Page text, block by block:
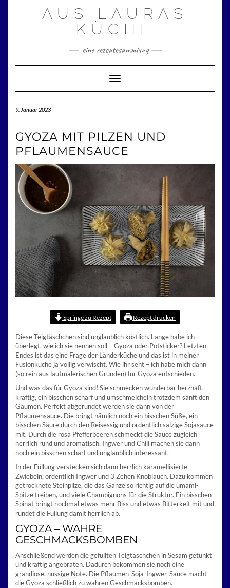
AUS LAURAS
KÜCHE
eine rezeptesammlung
Toggle Navigation
9. Januar 2023
GYOZA MIT PILZEN UND
PFLAUMENSAUCE
Springe zu Rezept Rezept drucken
Diese Teigtäschchen sind unglaublich köstlich. Lange habe ich
überlegt, wie ich sie nennen soll – Gyoza oder Potsticker? Letzten
Endes ist das eine Frage der Länderküche und das ist in meiner
Fusionküche ja völlig verwischt. Wie ihr seht – ich habe mich dann
(so rein aus lautmalerischen Gründen) für Gyoza entschieden.
Und was das für Gyoza sind! Sie schmecken wunderbar herzhaft,
kräftig, ein bisschen scharf und umschmeicheln trotzdem sanft den
Gaumen. Perfekt abgerundet werden sie dann von der
Pflaumensauce. Die bringt nämlich noch ein bisschen Süße, ein
bisschen Säure durch den Reisessig und ordentlich salzige Sojasauce
mit. Durch die rosa Pfefferbeeren schmeckt die Sauce zugleich
herrlich rund und aromatisch. Ingwer und Chili machen sie dann
noch ein bisschen scharf und unglaublich interessant.
In der Füllung verstecken sich dann herrlich karamellisierte
Zwiebeln, ordentlich Ingwer und 3 Zehen Knoblauch. Dazu kommen
getrocknete Steinpilze, die das Ganze so richtig auf die umami-
Spitze treiben, und viele Champignons für die Struktur. Ein bisschen
Spinat bringt nochmal etwas mehr Biss und etwas Bitterkeit mit und
rundet die Füllung damit herrlich ab.
GYOZA – WAHRE
GESCHMACKSBOMBEN
Anschließend werden die gefüllten Teigtäschchen in Sesam getunkt
und kräftig angebraten. Dadurch bekommen sie noch eine
grandiose, nussige Note. Die Pflaumen-Soja-Ingwer-Sauce macht
die Gyoza schließlich zu wahren Geschmacksbomben.